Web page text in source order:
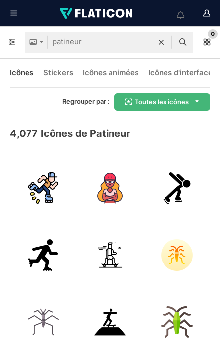
0
Icônes Stickers Icônes animées Icônes d'interface
Regrouper par : Toutes les icônes
4,077 Icônes de Patineur